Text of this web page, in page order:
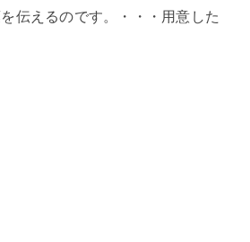
伝えるのです。・・・用意した